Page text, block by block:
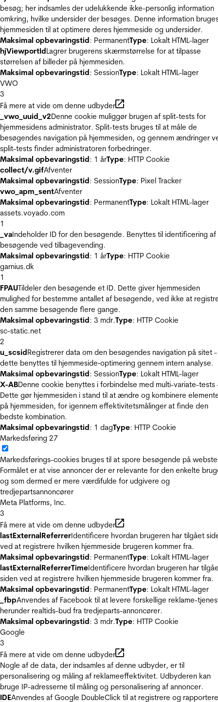
besøg; her indsamles der udelukkende ikke-personlig information
omkring, hvilke undersider der besøges. Denne information
hjemmesiden til at optimere deres hjemmeside og undersider.
Maksimal opbevaringstid: PermanentType: Lokalt HTML-lager
hjViewportIdLagrer brugerens skærmstørrelse for at tilpasse
størrelsen af billeder på hjemmesiden.
Maksimal opbevaringstid: SessionType: Lokalt HTML-lager
VWO
3
Få mere at vide om denne udbyder
_vwo_uuid_v2Denne cookie muliggør brugen af split-tests for
hjemmesidens administrator. Split-tests bruges til at måle de
besøgendes navigation på hjemmesiden, og gennem ændringer
split-tests finder administratoren forbedringer.
Maksimal opbevaringstid: 1 årType: HTTP Cookie
collect/v.gifAfventer
Maksimal opbevaringstid: SessionType: Pixel Tracker
vwo_apm_sentAfventer
Maksimal opbevaringstid: PermanentType: Lokalt HTML-lager
assets.voyado.com
1
_vaIndeholder ID for den besøgende. Benyttes til identificering af
besøgende ved tilbagevending.
Maksimal opbevaringstid: 1 årType: HTTP Cookie
garnius.dk
1
FPAUTildeler den besøgende et ID. Dette giver hjemmesiden
mulighed for bestemme antallet af besøgende, ved ikke at
den samme besøgende flere gange.
Maksimal opbevaringstid: 3 mdr.Type: HTTP Cookie
sc-static.net
2
u_scsidRegistrerer data om den besøgendes navigation på sitet -
dette benyttes til hjemmeside‐optimering gennem intern analyse.
Maksimal opbevaringstid: SessionType: Lokalt HTML-lager
X-ABDenne cookie benyttes i forbindelse med multi-variate-tests
Dette gør hjemmesiden i stand til at ændre og kombinere
på hjemmesiden, for igennem effektivitetsmålinger at finde den
bedste kombination.
Maksimal opbevaringstid: 1 dagType: HTTP Cookie
Markedsføring 27
Markedsførings-cookies bruges til at spore besøgende på
Formålet er at vise annoncer der er relevante for den enkelte
og som dermed er mere værdifulde for udgivere og
tredjepartsannoncører
Meta Platforms, Inc.
3
Få mere at vide om denne udbyder
lastExternalReferrerIdentificere hvordan brugeren har tilgået
ved at registrere hvilken hjemmeside brugeren kommer fra.
Maksimal opbevaringstid: PermanentType: Lokalt HTML-lager
lastExternalReferrerTimeIdentificere hvordan brugeren har
siden ved at registrere hvilken hjemmeside brugeren kommer fra.
Maksimal opbevaringstid: PermanentType: Lokalt HTML-lager
_fbpAnvendes af Facebook til at levere forskellige reklame-
herunder realtids-bud fra tredjeparts-annoncører.
Maksimal opbevaringstid: 3 mdr.Type: HTTP Cookie
Google
3
Få mere at vide om denne udbyder
Nogle af de data, der indsamles af denne udbyder, er til
personalisering og måling af reklameeffektivitet. Udbyderen kan
bruge IP-adresserne til måling og personalisering af annoncer.
IDEAnvendes af Google DoubleClick til at registrere og